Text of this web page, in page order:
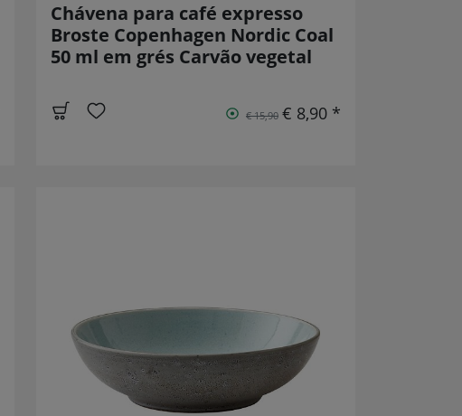
Chávena para café expresso
Broste Copenhagen Nordic Coal
50 ml em grés Carvão vegetal
€ 15,90 € 8,90 *